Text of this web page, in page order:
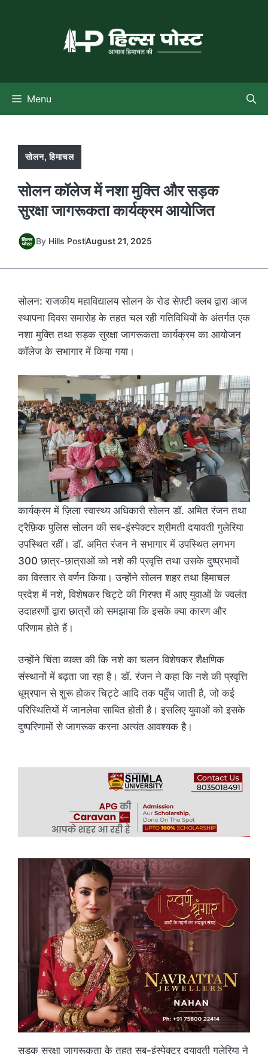
Menu
सोलन,हिमाचल
सोलन कॉलेज में नशा मुक्ति और सड़क
सुरक्षा जागरूकता कार्यक्रम आयोजित
By Hills PostAugust 21, 2025
सोलन: राजकीय महाविद्यालय सोलन के रोड सेफ़्टी क्लब द्वारा आज
स्थापना दिवस समारोह के तहत चल रही गतिविधियों के अंतर्गत एक
नशा मुक्ति तथा सड़क सुरक्षा जागरूकता कार्यक्रम का आयोजन
कॉलेज के सभागार में किया गया।
कार्यक्रम में ज़िला स्वास्थ्य अधिकारी सोलन डॉ. अमित रंजन तथा
ट्रैफ़िक पुलिस सोलन की सब-इंस्पेक्टर श्रीमती दयावती गुलेरिया
उपस्थित रहीं। डॉ. अमित रंजन ने सभागार में उपस्थित लगभग
300 छात्र-छात्राओं को नशे की प्रवृत्ति तथा उसके दुष्प्रभावों
का विस्तार से वर्णन किया। उन्होंने सोलन शहर तथा हिमाचल
प्रदेश में नशे, विशेषकर चिट्टे की गिरफ्त में आए युवाओं के ज्वलंत
उदाहरणों द्वारा छात्रों को समझाया कि इसके क्या कारण और
परिणाम होते हैं।
उन्होंने चिंता व्यक्त की कि नशे का चलन विशेषकर शैक्षणिक
संस्थानों में बढ़ता जा रहा है। डॉ. रंजन ने कहा कि नशे की प्रवृत्ति
धूम्रपान से शुरू होकर चिट्टे आदि तक पहुँच जाती है, जो कई
परिस्थितियों में जानलेवा साबित होती है। इसलिए युवाओं को इसके
दुष्परिणामों से जागरूक करना अत्यंत आवश्यक है।
सड़क सुरक्षा जागरूकता के तहत सब-इंस्पेक्टर दयावती गुलेरिया ने